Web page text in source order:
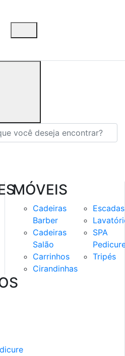
MÓVEIS
Cadeiras
Barber
Cadeiras
Salão
Carrinhos
Cirandinhas
Escadas
SPA
Tripés